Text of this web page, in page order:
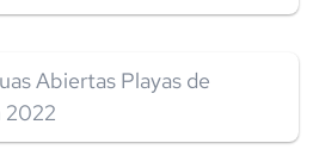
Abiertas Playas de
2022